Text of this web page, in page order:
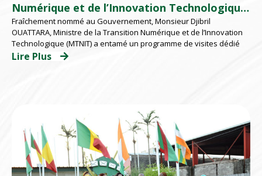
Numérique et de l’Innovation Technologique
à l’EMSP
Fraîchement nommé au Gouvernement, Monsieur Djibril
OUATTARA, Ministre de la Transition Numérique et de l’Innovation
Technologique (MTNIT) a entamé un programme de visites dédié
Lire Plus